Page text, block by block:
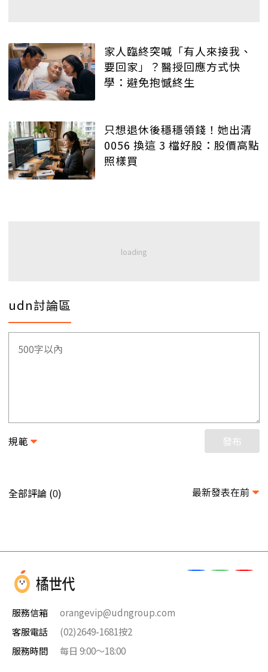
家人臨終突喊「有人來接我、
要回家」？醫授回應方式快
學：避免抱憾終生
只想退休後穩穩領錢！她出清
0056 換這 3 檔好股：股價高點
照樣買
udn討論區
規範 發布
全部評論 (0) 最新發表在前
服務信箱
orangevip@udngroup.com
客服電話
(02)2649-1681按2
服務時間
每日 9:00～18:00